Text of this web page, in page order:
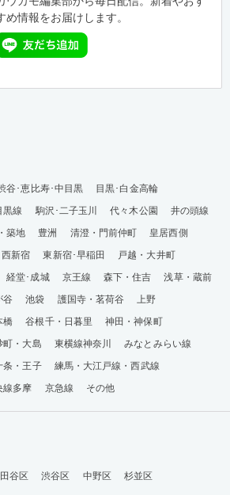
め情報をお届けします。
谷･恵比寿･中目黒
目黒･白金高輪
黒線 駒沢･二子玉川 代々木公園
井の頭線
築地 豊洲 清澄・門前仲町
皇居西側
西新宿 東新宿･早稲田
戸越・大井町
経堂･成城 京王線 森下・住吉
浅草・蔵前
谷 池袋 護国寺・茗荷谷
上野
橋 谷根千・日暮里
神田・神保町
町・大島 東横線神奈川
みなとみらい線
条・王子
練馬・大江戸線・西武線
線多摩 京急線 その他
谷区 渋谷区 中野区 杉並区